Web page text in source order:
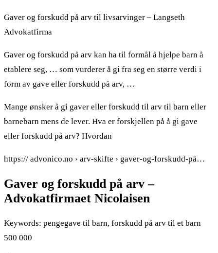
Gaver og forskudd på arv til livsarvinger – Langseth
Advokatfirma
Gaver og forskudd på arv kan ha til formål å hjelpe barn å
etablere seg, … som vurderer å gi fra seg en større verdi i
form av gave eller forskudd på arv, …
Mange ønsker å gi gaver eller forskudd til arv til barn eller
barnebarn mens de lever. Hva er forskjellen på å gi gave
eller forskudd på arv? Hvordan
https:// advonico.no › arv-skifte › gaver-og-forskudd-på…
Gaver og forskudd på arv –
Advokatfirmaet Nicolaisen
Keywords: pengegave til barn, forskudd på arv til et barn
500 000